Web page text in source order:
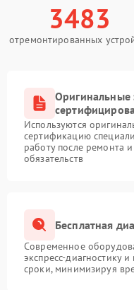
3483
отремонтированных
Оригинальные
Используются
сертификацию
работу после ремонта
обязательств
Бесплатная
Современное
экспресс-диагностику
сроки, минимизируя